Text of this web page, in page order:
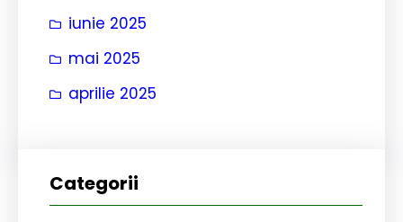
iunie 2025
mai 2025
aprilie 2025
Categorii